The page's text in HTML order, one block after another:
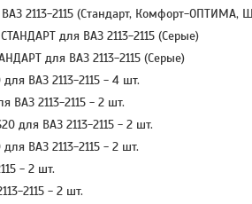
2113-2115 (Стандарт, Комфорт-ОПТИМА,
для ВАЗ 2113-2115 (Серые)
для ВАЗ 2113-2115 (Серые)
ВАЗ 2113-2115 - 4 шт.
ВАЗ 2113-2115 - 2 шт.
для ВАЗ 2113-2115 - 2 шт.
ВАЗ 2113-2115 - 2 шт.
- 2 шт.
2115 - 2 шт.